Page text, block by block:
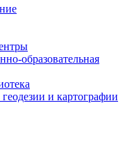
образовательная
и картографии